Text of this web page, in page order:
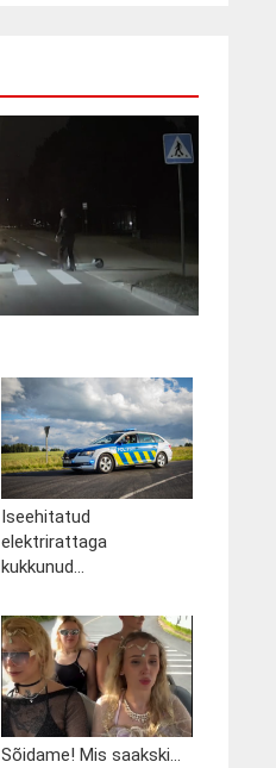
Iseehitatud
elektrirattaga
kukkunud...
Sõidame! Mis saakski...